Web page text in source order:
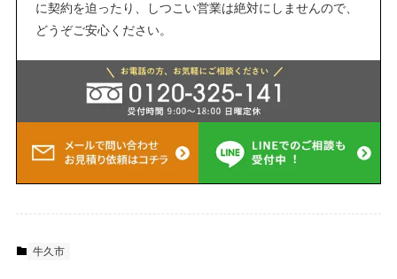
に契約を迫ったり、しつこい営業は絶対にしませんので、
どうぞご安心ください。
牛久市